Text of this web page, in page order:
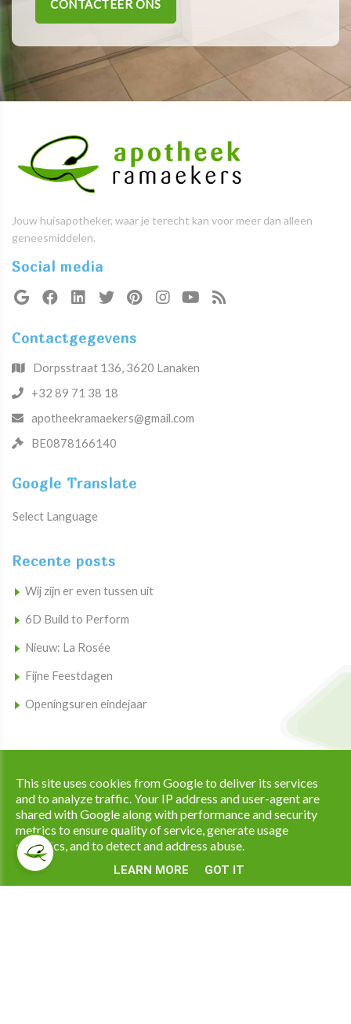
CONTACTEER ONS
Jouw huisapotheker, waar je terecht kan voor meer dan alleen
geneesmiddelen.
Social media
Contactgegevens
Dorpsstraat 136, 3620 Lanaken
+32 89 71 38 18
apotheekramaekers@gmail.com
BE0878166140
Google Translate
Select Language
Recente posts
Wij zijn er even tussen uit
6D Build to Perform
Nieuw: La Rosée
Fijne Feestdagen
Openingsuren eindejaar
Privacy & Cookies|UP-TO-DATE WebDesign
This site uses cookies from Google to deliver its services
and to analyze traffic. Your IP address and user-agent are
shared with Google along with performance and security
metrics to ensure quality of service, generate usage
statistics, and to detect and address abuse.
LEARN MORE GOT IT